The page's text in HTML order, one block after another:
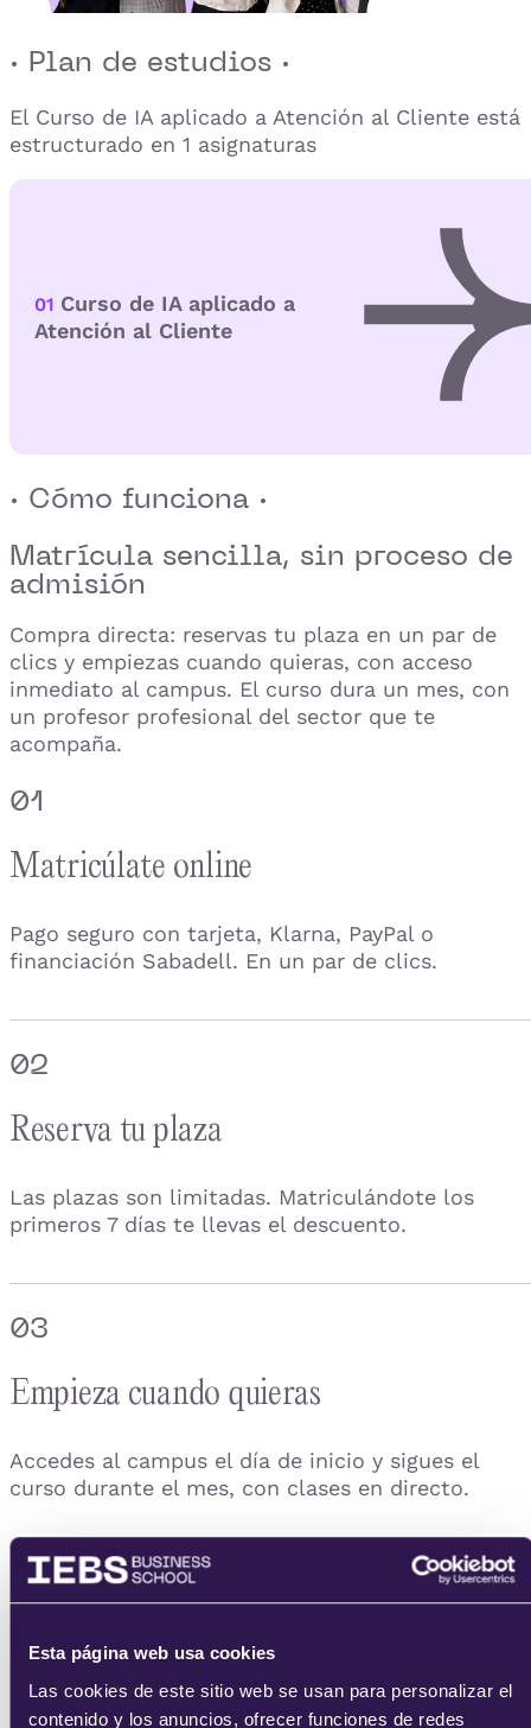
Esta página web usa cookies
Las cookies de este sitio web se usan para personalizar el
contenido y los anuncios, ofrecer funciones de redes
· Plan de estudios ·
El Curso de IA aplicado a Atención al Cliente está
estructurado en 1 asignaturas
01 Curso de IA aplicado a
Atención al Cliente
· Cómo funciona ·
Matrícula sencilla, sin proceso de
admisión
Compra directa: reservas tu plaza en un par de
clics y empiezas cuando quieras, con acceso
inmediato al campus. El curso dura un mes, con
un profesor profesional del sector que te
acompaña.
01
Matricúlate online
Pago seguro con tarjeta, Klarna, PayPal o
financiación Sabadell. En un par de clics.
02
Reserva tu plaza
Las plazas son limitadas. Matriculándote los
primeros 7 días te llevas el descuento.
03
Empieza cuando quieras
Accedes al campus el día de inicio y sigues el
curso durante el mes, con clases en directo.
04
Consigue tu certificado